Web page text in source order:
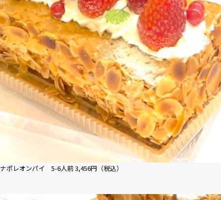
ナポレオンパイ 5-6人前 3,456円（税込）